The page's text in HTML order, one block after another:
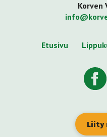
Korven
Etusivu
Liity